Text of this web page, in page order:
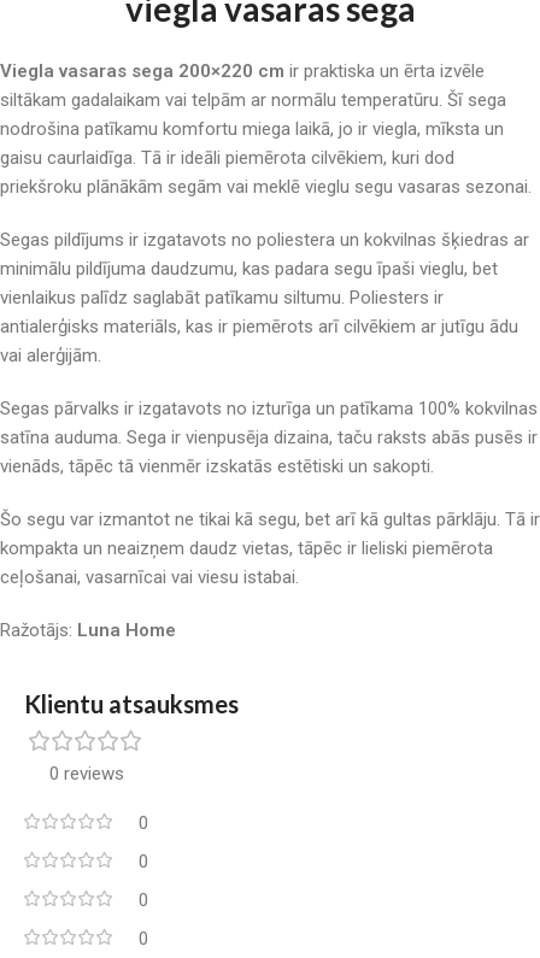
viegla vasaras sega
Viegla vasaras sega 200×220 cm ir praktiska un ērta izvēle
siltākam gadalaikam vai telpām ar normālu temperatūru. Šī sega
nodrošina patīkamu komfortu miega laikā, jo ir viegla, mīksta un
gaisu caurlaidīga. Tā ir ideāli piemērota cilvēkiem, kuri dod
priekšroku plānākām segām vai meklē vieglu segu vasaras sezonai.
Segas pildījums ir izgatavots no poliestera un kokvilnas šķiedras ar
minimālu pildījuma daudzumu, kas padara segu īpaši vieglu, bet
vienlaikus palīdz saglabāt patīkamu siltumu. Poliesters ir
antialerģisks materiāls, kas ir piemērots arī cilvēkiem ar jutīgu ādu
vai alerģijām.
Segas pārvalks ir izgatavots no izturīga un patīkama 100% kokvilnas
satīna auduma. Sega ir vienpusēja dizaina, taču raksts abās pusēs ir
vienāds, tāpēc tā vienmēr izskatās estētiski un sakopti.
Šo segu var izmantot ne tikai kā segu, bet arī kā gultas pārklāju. Tā ir
kompakta un neaizņem daudz vietas, tāpēc ir lieliski piemērota
ceļošanai, vasarnīcai vai viesu istabai.
Ražotājs: Luna Home
Klientu atsauksmes
0 reviews
0
0
0
0